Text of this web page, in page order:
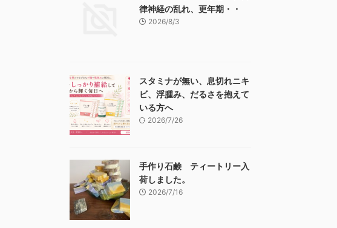
律神経の乱れ、更年期・・
2026/8/3
スタミナが無い、息切れニキ
ビ、浮腫み、だるさを抱えて
いる方へ
2026/7/26
手作り石鹸 ティートリー入
荷しました。
2026/7/16